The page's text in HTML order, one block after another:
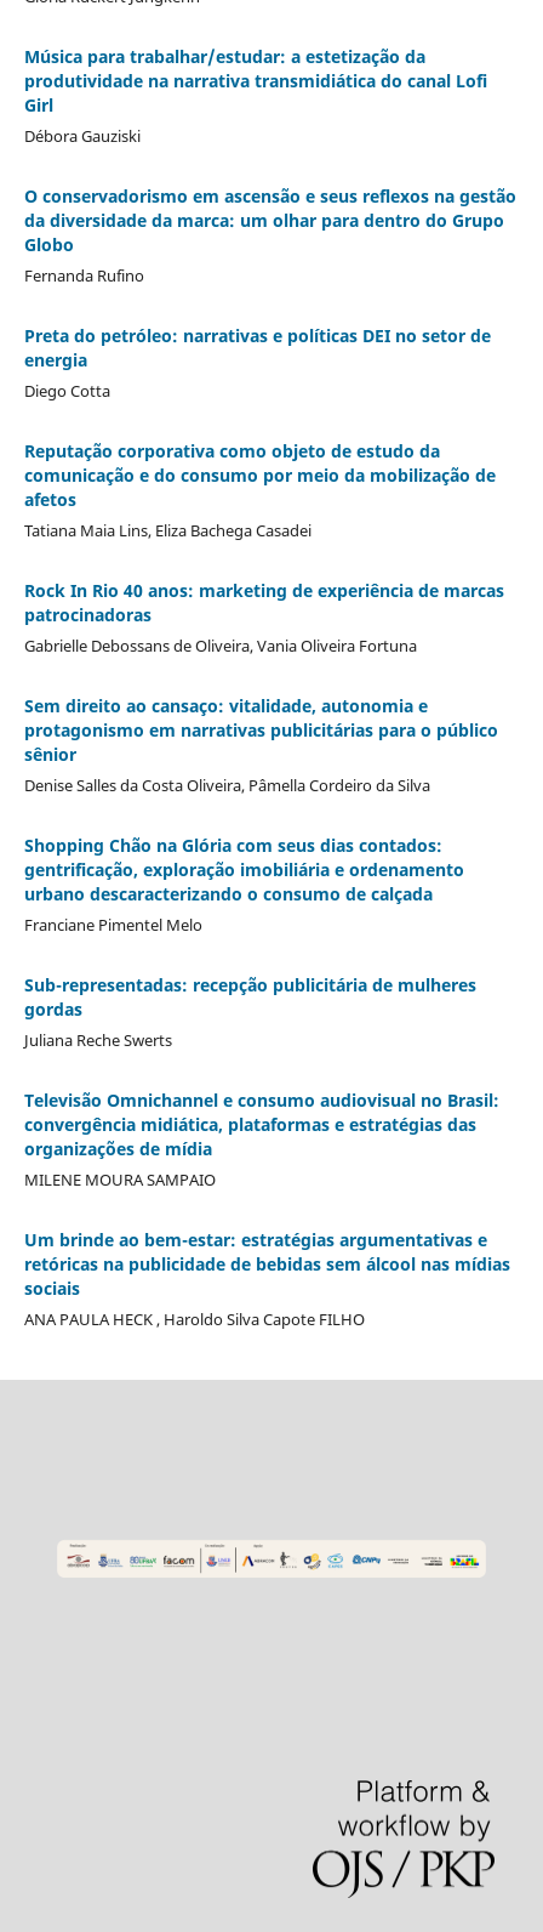
Música para trabalhar/estudar: a estetização da
produtividade na narrativa transmidiática do canal Lofi
Girl
Débora Gauziski
O conservadorismo em ascensão e seus reflexos na gestão
da diversidade da marca: um olhar para dentro do Grupo
Globo
Fernanda Rufino
Preta do petróleo: narrativas e políticas DEI no setor de
energia
Diego Cotta
Reputação corporativa como objeto de estudo da
comunicação e do consumo por meio da mobilização de
afetos
Tatiana Maia Lins, Eliza Bachega Casadei
Rock In Rio 40 anos: marketing de experiência de marcas
patrocinadoras
Gabrielle Debossans de Oliveira, Vania Oliveira Fortuna
Sem direito ao cansaço: vitalidade, autonomia e
protagonismo em narrativas publicitárias para o público
sênior
Denise Salles da Costa Oliveira, Pâmella Cordeiro da Silva
Shopping Chão na Glória com seus dias contados:
gentrificação, exploração imobiliária e ordenamento
urbano descaracterizando o consumo de calçada
Franciane Pimentel Melo
Sub-representadas: recepção publicitária de mulheres
gordas
Juliana Reche Swerts
Televisão Omnichannel e consumo audiovisual no Brasil:
convergência midiática, plataformas e estratégias das
organizações de mídia
MILENE MOURA SAMPAIO
Um brinde ao bem-estar: estratégias argumentativas e
retóricas na publicidade de bebidas sem álcool nas mídias
sociais
ANA PAULA HECK , Haroldo Silva Capote FILHO